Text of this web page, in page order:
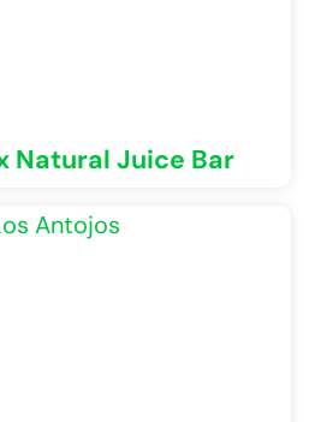
Natural Juice Bar